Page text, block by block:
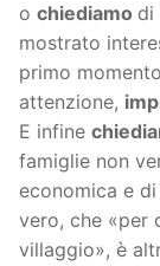
o chiediamo di
mostrato
primo
attenzione,
E infine
famiglie non
economica e
vero, che «per
villaggio», è